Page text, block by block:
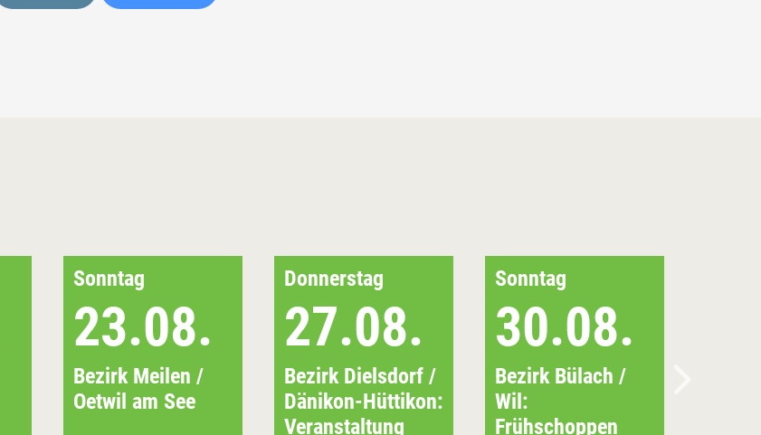
Sonntag
23.08.
Bezirk Meilen /
Oetwil am See
Donnerstag
27.08.
Bezirk Dielsdorf /
Dänikon-Hüttikon:
Veranstaltung
Sonntag
30.08.
Bezirk Bülach /
Wil:
Frühschoppen